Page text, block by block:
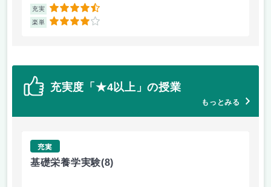
充実 4.5
楽単 4
充実度「★4以上」の授業
もっとみる
充実
基礎栄養学実験(8)